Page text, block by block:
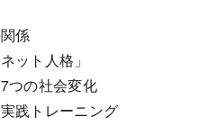
係
ット人格」
つの社会変化
践トレーニング